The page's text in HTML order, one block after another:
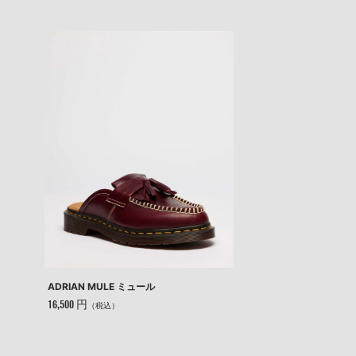
ADRIAN MULE ミュール
16,500 円 （税込）